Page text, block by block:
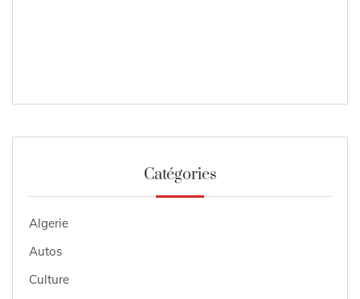
Catégories
Algerie
Autos
Culture